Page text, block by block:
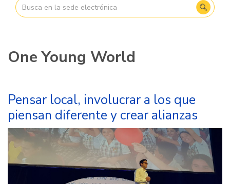
One Young World
Pensar local, involucrar a los que
piensan diferente y crear alianzas